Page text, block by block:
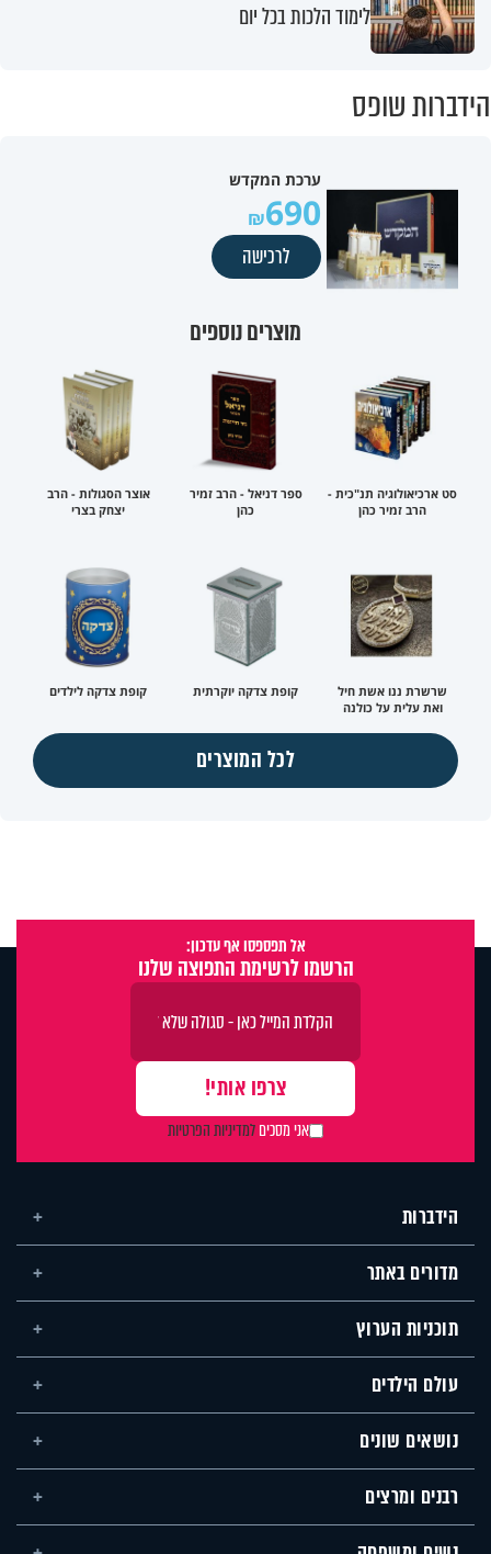
לימוד הלכות בכל יום
הידברות שופס
ערכת המקדש
690
לרכישה
מוצרים נוספים
סט ארכיאולוגיה תנ"כית -
הרב זמיר כהן
ספר דניאל - הרב זמיר
כהן
אוצר הסגולות - הרב
יצחק בצרי
שרשרת ננו אשת חיל
ואת עלית על כולנה
קופת צדקה יוקרתית קופת צדקה לילדים
לכל המוצרים
אל תפספסו אף עדכון:
הרשמו לרשימת התפוצה שלנו
אני מסכיםלמדיניות הפרטיות
הידברות
מדורים באתר
תוכניות הערוץ
עולם הילדים
נושאים שונים
רבנים ומרצים